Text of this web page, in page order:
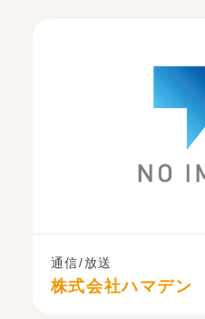
通信/放送
株式会社ハマデン